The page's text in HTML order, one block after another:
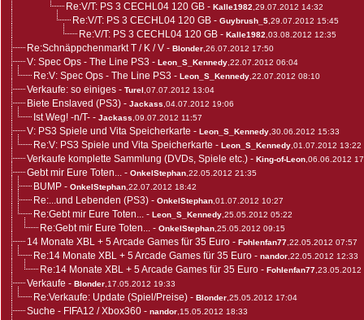
Re:V/T: PS 3 CECHL04 120 GB - Kalle1982 ,29.07.2012 14:32
Re:V/T: PS 3 CECHL04 120 GB - Guybrush_5 ,29.07.2012 15:45
Re:V/T: PS 3 CECHL04 120 GB - Kalle1982 ,03.08.2012 12:35
Re:Schnäppchenmarkt T / K / V - Blonder ,26.07.2012 17:50
V: Spec Ops - The Line PS3 - Leon_S_Kennedy ,22.07.2012 06:04
Re:V: Spec Ops - The Line PS3 - Leon_S_Kennedy ,22.07.2012 08:10
Verkaufe: so einiges - Turel ,07.07.2012 13:04
Biete Enslaved (PS3) - Jackass ,04.07.2012 19:06
Ist Weg! -n/T- - Jackass ,09.07.2012 11:57
V: PS3 Spiele und Vita Speicherkarte - Leon_S_Kennedy ,30.06.2012 15:33
Re:V: PS3 Spiele und Vita Speicherkarte - Leon_S_Kennedy ,01.07.2012 13:22
Verkaufe komplette Sammlung (DVDs, Spiele etc.) - King-of-Leon ,06.06.2012
Gebt mir Eure Toten... - OnkelStephan ,22.05.2012 21:35
BUMP - OnkelStephan ,22.07.2012 18:42
Re:...und Lebenden (PS3) - OnkelStephan ,01.07.2012 10:27
Re:Gebt mir Eure Toten... - Leon_S_Kennedy ,25.05.2012 05:22
Re:Gebt mir Eure Toten... - OnkelStephan ,25.05.2012 09:15
14 Monate XBL + 5 Arcade Games für 35 Euro - Fohlenfan77 ,22.05.2012 07:57
Re:14 Monate XBL + 5 Arcade Games für 35 Euro - nandor ,22.05.2012 12:33
Re:14 Monate XBL + 5 Arcade Games für 35 Euro - Fohlenfan77 ,23.05.2012
Verkaufe - Blonder ,17.05.2012 19:33
Re:Verkaufe: Update (Spiel/Preise) - Blonder ,25.05.2012 17:04
Suche - FIFA12 / Xbox360 - nandor ,15.05.2012 18:33